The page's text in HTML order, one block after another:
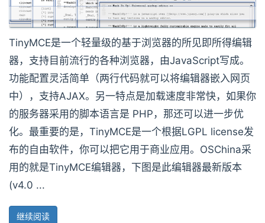
TinyMCE是一个轻量级的基于浏览器的所见即所得编辑
器，支持目前流行的各种浏览器，由JavaScript写成。
功能配置灵活简单（两行代码就可以将编辑器嵌入网页
中），支持AJAX。另一特点是加载速度非常快，如果你
的服务器采用的脚本语言是 PHP，那还可以进一步优
化。最重要的是，TinyMCE是一个根据LGPL license发
布的自由软件，你可以把它用于商业应用。OSChina采
用的就是TinyMCE编辑器，下图是此编辑器最新版本
(v4.0 ...
继续阅读